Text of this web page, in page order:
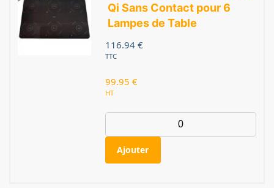
Qi Sans Contact pour 6
Lampes de Table
116.94 €
TTC
99.95 €
HT
Ajouter